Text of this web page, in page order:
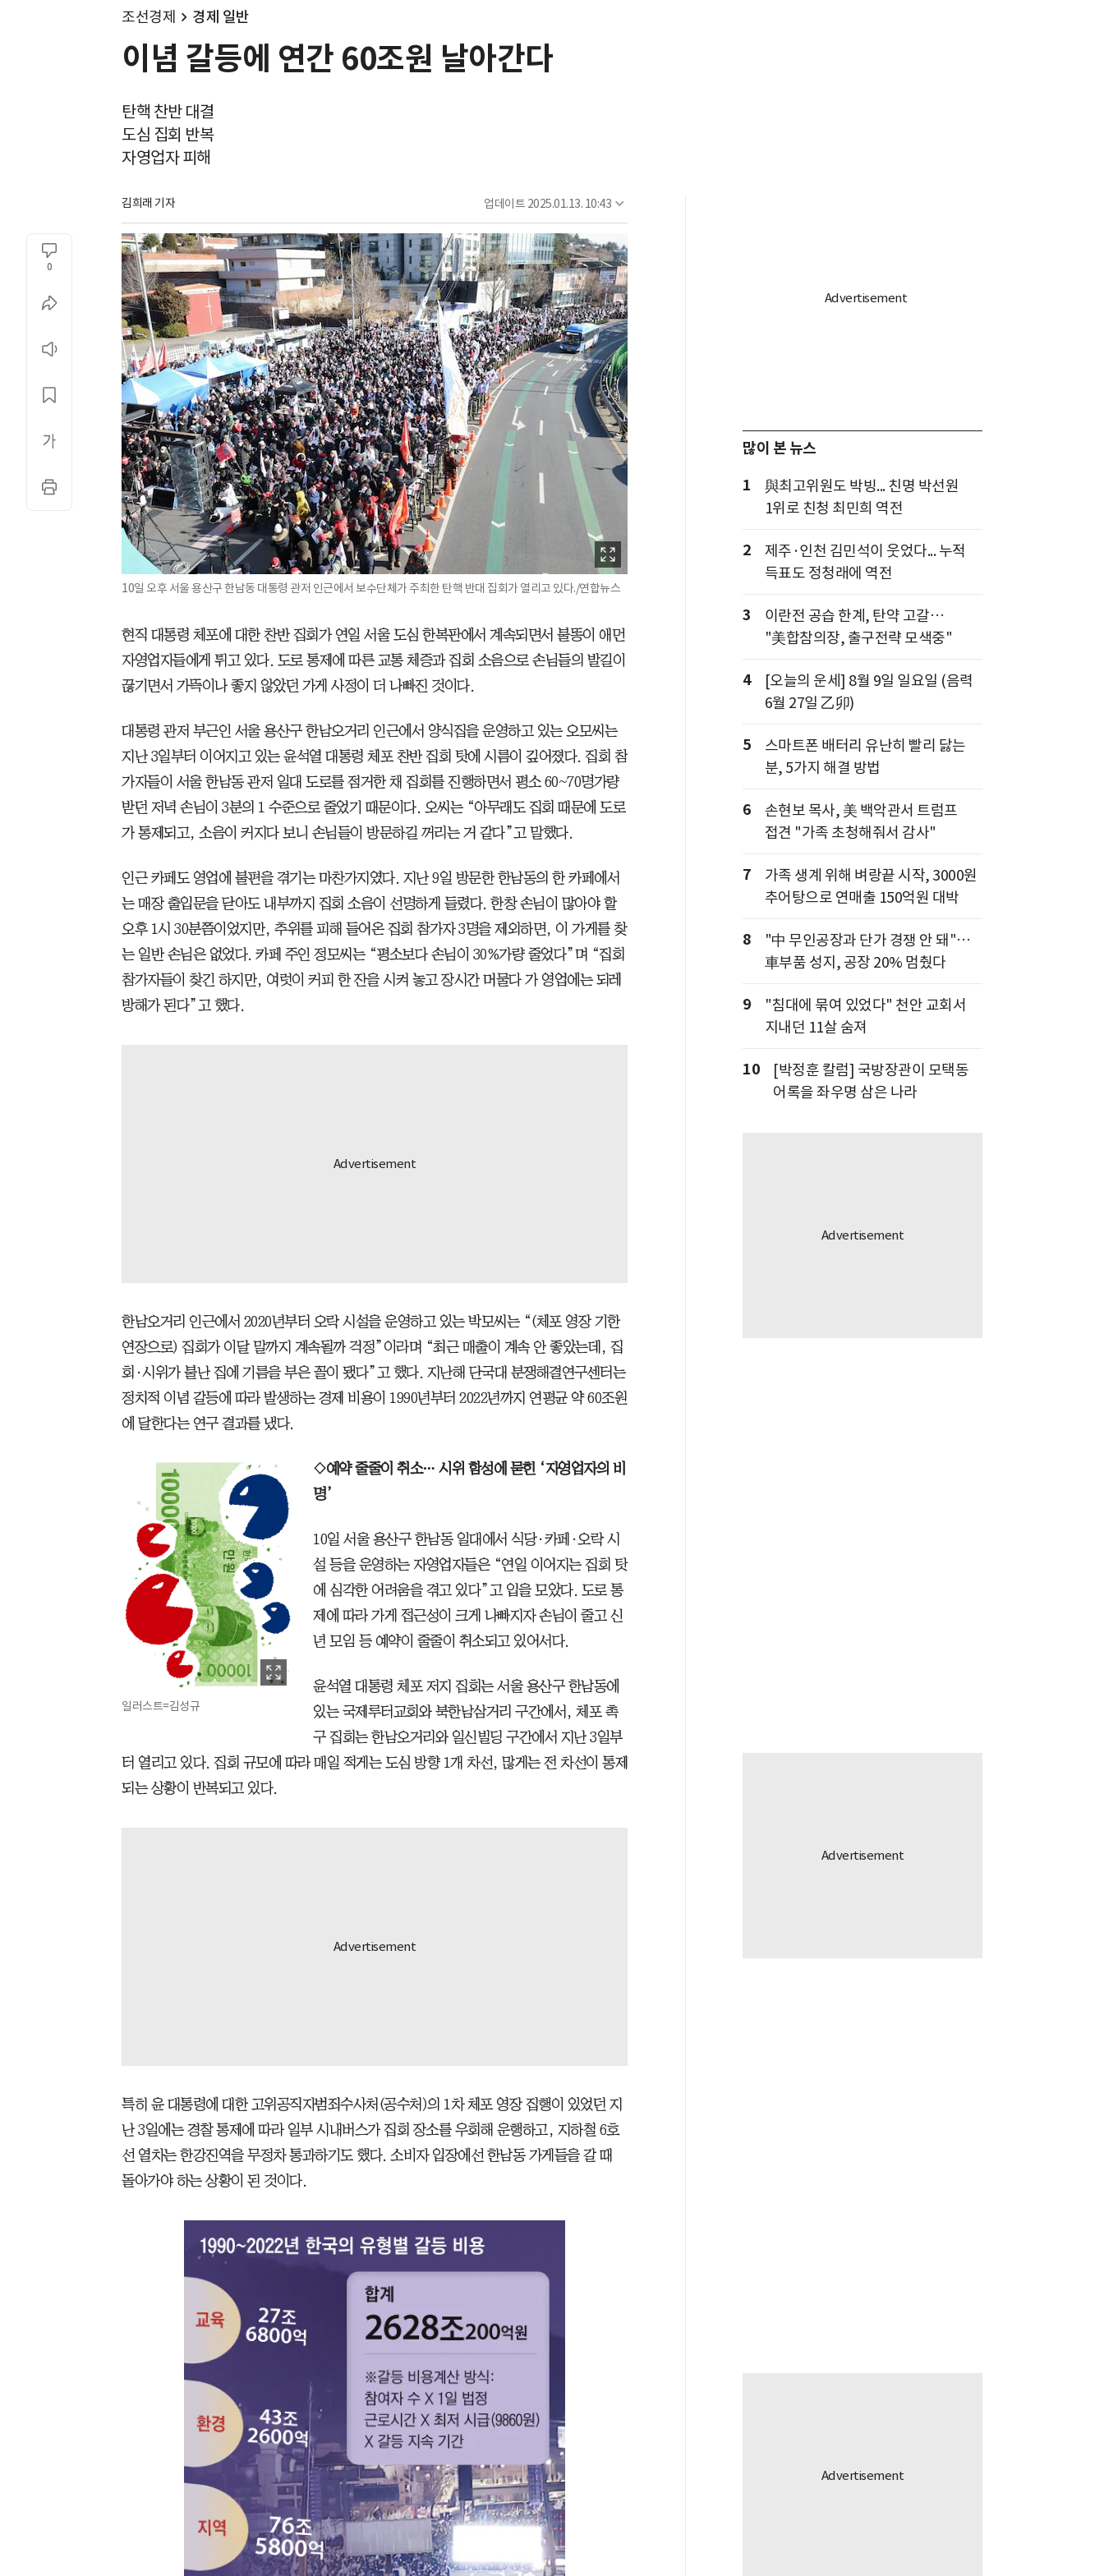
조선경제 경제 일반
이념 갈등에 연간 60조원 날아간다
탄핵 찬반 대결
도심 집회 반복
자영업자 피해
김희래 기자 업데이트 2025.01.13. 10:43
0
10일 오후 서울 용산구 한남동 대통령 관저 인근에서 보수단체가 주최한 탄핵 반대 집회가 열리고 있다./연합뉴스
현직 대통령 체포에 대한 찬반 집회가 연일 서울 도심 한복판에서 계속되면서 불똥이 애먼
자영업자들에게 튀고 있다. 도로 통제에 따른 교통 체증과 집회 소음으로 손님들의 발길이
끊기면서 가뜩이나 좋지 않았던 가게 사정이 더 나빠진 것이다.
대통령 관저 부근인 서울 용산구 한남오거리 인근에서 양식집을 운영하고 있는 오모씨는
지난 3일부터 이어지고 있는 윤석열 대통령 체포 찬반 집회 탓에 시름이 깊어졌다. 집회 참
가자들이 서울 한남동 관저 일대 도로를 점거한 채 집회를 진행하면서 평소 60~70명가량
받던 저녁 손님이 3분의 1 수준으로 줄었기 때문이다. 오씨는 “아무래도 집회 때문에 도로
가 통제되고, 소음이 커지다 보니 손님들이 방문하길 꺼리는 거 같다”고 말했다.
인근 카페도 영업에 불편을 겪기는 마찬가지였다. 지난 9일 방문한 한남동의 한 카페에서
는 매장 출입문을 닫아도 내부까지 집회 소음이 선명하게 들렸다. 한창 손님이 많아야 할
오후 1시 30분쯤이었지만, 추위를 피해 들어온 집회 참가자 3명을 제외하면, 이 가게를 찾
는 일반 손님은 없었다. 카페 주인 정모씨는 “평소보다 손님이 30%가량 줄었다”며 “집회
참가자들이 찾긴 하지만, 여럿이 커피 한 잔을 시켜 놓고 장시간 머물다 가 영업에는 되레
방해가 된다”고 했다.
한남오거리 인근에서 2020년부터 오락 시설을 운영하고 있는 박모씨는 “(체포 영장 기한
연장으로) 집회가 이달 말까지 계속될까 걱정”이라며 “최근 매출이 계속 안 좋았는데, 집
회·시위가 불난 집에 기름을 부은 꼴이 됐다”고 했다. 지난해 단국대 분쟁해결연구센터는
정치적 이념 갈등에 따라 발생하는 경제 비용이 1990년부터 2022년까지 연평균 약 60조원
에 달한다는 연구 결과를 냈다.
일러스트=김성규
◇예약 줄줄이 취소… 시위 함성에 묻힌 ‘자영업자의 비
명’
10일 서울 용산구 한남동 일대에서 식당·카페·오락 시
설 등을 운영하는 자영업자들은 “연일 이어지는 집회 탓
에 심각한 어려움을 겪고 있다”고 입을 모았다. 도로 통
제에 따라 가게 접근성이 크게 나빠지자 손님이 줄고 신
년 모임 등 예약이 줄줄이 취소되고 있어서다.
윤석열 대통령 체포 저지 집회는 서울 용산구 한남동에
있는 국제루터교회와 북한남삼거리 구간에서, 체포 촉
구 집회는 한남오거리와 일신빌딩 구간에서 지난 3일부
터 열리고 있다. 집회 규모에 따라 매일 적게는 도심 방향 1개 차선, 많게는 전 차선이 통제
되는 상황이 반복되고 있다.
특히 윤 대통령에 대한 고위공직자범죄수사처(공수처)의 1차 체포 영장 집행이 있었던 지
난 3일에는 경찰 통제에 따라 일부 시내버스가 집회 장소를 우회해 운행하고, 지하철 6호
선 열차는 한강진역을 무정차 통과하기도 했다. 소비자 입장에선 한남동 가게들을 갈 때
돌아가야 하는 상황이 된 것이다.
많이 본 뉴스
1
與최고위원도 박빙... 친명 박선원
1위로 친청 최민희 역전
2
제주·인천 김민석이 웃었다... 누적
득표도 정청래에 역전
3
이란전 공습 한계, 탄약 고갈…
"美합참의장, 출구전략 모색중"
4
[오늘의 운세] 8월 9일 일요일 (음력
6월 27일 乙卯)
5
스마트폰 배터리 유난히 빨리 닳는
분, 5가지 해결 방법
6
손현보 목사, 美 백악관서 트럼프
접견 "가족 초청해줘서 감사"
7
가족 생계 위해 벼랑끝 시작, 3000원
추어탕으로 연매출 150억원 대박
8
"中 무인공장과 단가 경쟁 안 돼"…
車부품 성지, 공장 20% 멈췄다
9
"침대에 묶여 있었다" 천안 교회서
지내던 11살 숨져
10
[박정훈 칼럼] 국방장관이 모택동
어록을 좌우명 삼은 나라